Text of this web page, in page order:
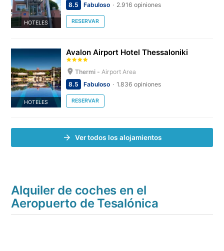
HOTELES
8.5
Fabuloso 2.916 opiniones
RESERVAR
HOTELES
Avalon Airport Hotel Thessaloniki
Thermi - Airport Area
8.5
Fabuloso 1.836 opiniones
RESERVAR
Ver todos los alojamientos
Alquiler de coches en el
Aeropuerto de Tesalónica